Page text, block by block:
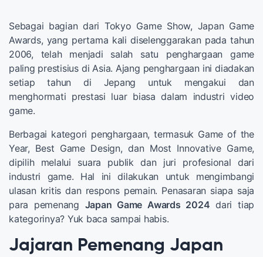
Sebagai bagian dari Tokyo Game Show, Japan Game
Awards, yang pertama kali diselenggarakan pada tahun
2006, telah menjadi salah satu penghargaan game
paling prestisius di Asia. Ajang penghargaan ini diadakan
setiap tahun di Jepang untuk mengakui dan
menghormati prestasi luar biasa dalam industri video
game.
Berbagai kategori penghargaan, termasuk Game of the
Year, Best Game Design, dan Most Innovative Game,
dipilih melalui suara publik dan juri profesional dari
industri game. Hal ini dilakukan untuk mengimbangi
ulasan kritis dan respons pemain. Penasaran siapa saja
para pemenang Japan Game Awards 2024 dari tiap
kategorinya? Yuk baca sampai habis.
Jajaran Pemenang Japan